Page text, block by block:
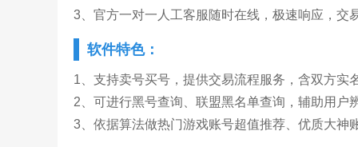
3、官方一对一人工客服随时在线，极速响应，交
软件特色：
1、支持卖号买号，提供交易流程服务，含双方实
2、可进行黑号查询、联盟黑名单查询，辅助用户
3、依据算法做热门游戏账号超值推荐、优质大神